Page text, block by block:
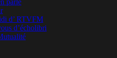
parle
d’ RTVFM
d’écholibri